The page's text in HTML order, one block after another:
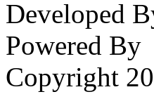
Developed
Powered By
Copyright